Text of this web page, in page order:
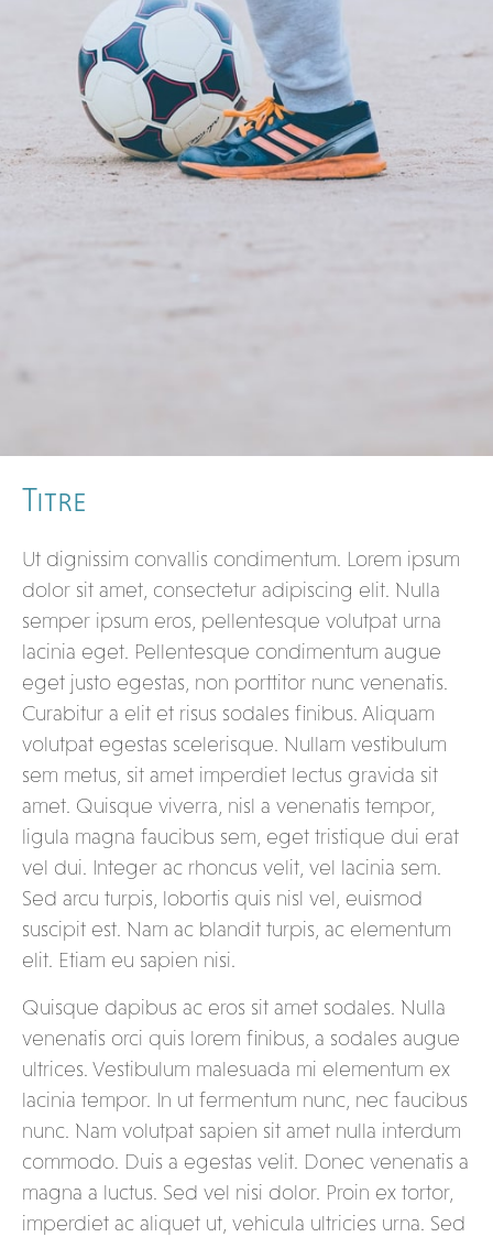
Titre
Ut dignissim convallis condimentum. Lorem ipsum
dolor sit amet, consectetur adipiscing elit. Nulla
semper ipsum eros, pellentesque volutpat urna
lacinia eget. Pellentesque condimentum augue
eget justo egestas, non porttitor nunc venenatis.
Curabitur a elit et risus sodales finibus. Aliquam
volutpat egestas scelerisque. Nullam vestibulum
sem metus, sit amet imperdiet lectus gravida sit
amet. Quisque viverra, nisl a venenatis tempor,
ligula magna faucibus sem, eget tristique dui erat
vel dui. Integer ac rhoncus velit, vel lacinia sem.
Sed arcu turpis, lobortis quis nisl vel, euismod
suscipit est. Nam ac blandit turpis, ac elementum
elit. Etiam eu sapien nisi.
Quisque dapibus ac eros sit amet sodales. Nulla
venenatis orci quis lorem finibus, a sodales augue
ultrices. Vestibulum malesuada mi elementum ex
lacinia tempor. In ut fermentum nunc, nec faucibus
nunc. Nam volutpat sapien sit amet nulla interdum
commodo. Duis a egestas velit. Donec venenatis a
magna a luctus. Sed vel nisi dolor. Proin ex tortor,
imperdiet ac aliquet ut, vehicula ultricies urna. Sed